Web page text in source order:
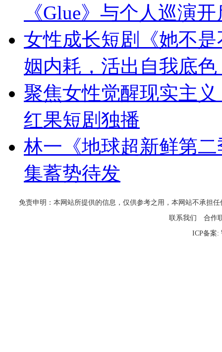
《Glue》与个人巡演
女性成长短剧《她不
姻内耗，活出自我底色
聚焦女性觉醒现实主
红果短剧独播
林一《地球超新鲜第
集蓄势待发
免责申明：本网站所提供的信息，仅供参考之用，本网站不承担
联系我们 合作
ICP备案: